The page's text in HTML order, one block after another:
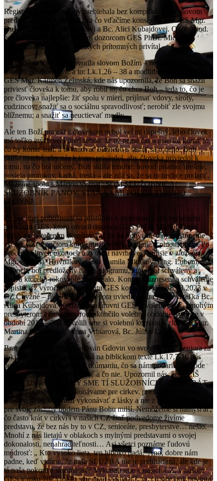
Registrácia konventuálov prebiehala bez komplikácií, v časovom
predstihu už od 8:00 hod., za čo vďačíme konseniorovi GES Mgr.
Dušanovi Pavlovi Hrivnakovi a Bc. Alici Kubajdovej. O 9:00 hod.
bol konvent otvorený bratom dozorcom GES PhDr. Michalom
Terraiom MBA, ktorý všetkých prítomných privítal.
Na úvod sa k nám prihovorila slovom Božím – netradičným textom,
v tomto pôstnom čase a to: Lk.1,26 – 38 a modlitbou konseniorka
GES Mgr. Karmen Želinská, kde nás upozornila, že Boh sa snažil
priviesť človeka k tomu, aby robil to, čo chce Boh – teda to, čo je
pre človeka najlepšie: žiť spolu v mieri, prijímať vdovy, siroty,
cudzincov; snažiť sa o sociálnu spravodlivosť; nerobiť zle svojmu
blížnemu; a snažiť sa neuctievať modly .
Ale ten Boží projekt s človekom nebol veľmi úspešný, lebo človek
má toľko iných vecí pred sebou, že už nemá čas a priestor konať to,
čo by konať mal: a to milovať blížneho a starať sa o neho. Boh
skúša mnohé, aby nás k tomu priviedol, aby človeka priviedol k
tomu, na čo bol určený. Boh skúša mnohé: hovorí priamo, utešuje,
posiela prorokov, karhá, trestá – ale zdá sa, že sa to nechce podariť.
Môžeme spolu s Máriou vyznať: SOM SLUŽOBNICA/
SLUŽOBNÍK PÁNOV, STAŇ SA MI PODĽA TVOJHO
SLOVA?
Po úvodnej pobožnosti sa pristúpilo k pracovnej časti výročného
konventu GES, ktorú otvoril dozorca GES PhDr. Michal Terrai
MBA a s potešením skonštatoval, že na konvente majú zastúpenie
všetky CZ( s počtom konventuálov 99), hoci nie v plnom počte. Po
procedurálnych úkonoch a zvolení návrhovej komisie v zložení:
Mgr. Adriana Hrivnaková, Ing. Kamila Mitríková, Ing. Ľubomír
Zatroch, bol predložený návrh programu, ktorý bol schválený a
podľa ktorého rokovanie prebiehalo. Kontrolu uznesení a schválenie
zápisnice z výročného konventu GES konaného dňa 18.03.2023 v
CZ Chyžné – fília Revúcka Lehota uviedla sestra zapisovateľka Bc.
Alica Kubajdová. Keďže aj na úrovni GES je volebný rok, mnohým
presbyterom a funkcionárom skončilo volebné obdobie trvajúce v
období 2018 – 2024 zvolili sme si volebnú komisiu v zložení: Mgr.
Martina Gdovinová, Anna Vrbiarová, Bc. Július Lalík.
Brat senior GES Mgr. Radovan Gdovin vo svojej Správe seniora za
rok 2023, ktorá bola založená na biblickom texte Lk.17,7-10 nás
pozval k reflexii, analýze a skúmaniu, čo sa nám podarilo na pôde
GES v roku 2023 zrealizovať a čo nie. Upozornil nás, že JEŽIŠ
KRISTUS je PÁN a MY SME TÍ SLUŽOBNÍCI ČASTOKRÁT
NEUŽITOČNÍ. Čo vykonávame pre cirkev, pre svojich bratov
a sestry, to by sme mali vykonávať z lásky a nie z vypočítavosti, že
pre svoje zásluhy budem Pánu Bohu milší. Nemôžeme si namýšľať,
čo často krát v cirkvi i v našich CZ žiaľ podvedome živíme
predstavu, že bez nás by to v CZ, senioráte, presbyterstve… nešlo.
Mnohí z nás lietajú v oblakoch s mylnými predstavami o svojej
dokonalosti, nenahraditeľnosti… Asi všetci poznáme ľudovú
múdrosť: „ Kto vysoko lieta, ten hlboko padá.“Áno, dobre nám
padne, keď vidíme, že naša SLUŽBA nie je prehliadaná, ale kde je
tá naša pokora a skromnosť? Vykonali sme v našich CZ, v našom
GES v roku 2023 to, čo sme mali vykonať?, to, čo sme boli povinní